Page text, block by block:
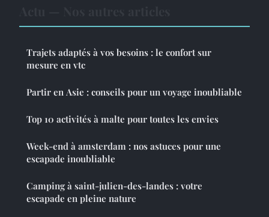
Trajets adaptés à vos besoins : le confort sur
mesure en vtc
Partir en Asie : conseils pour un voyage inoubliable
Top 10 activités à malte pour toutes les envies
Week-end à amsterdam : nos astuces pour une
escapade inoubliable
Camping à saint-julien-des-landes : votre
escapade en pleine nature